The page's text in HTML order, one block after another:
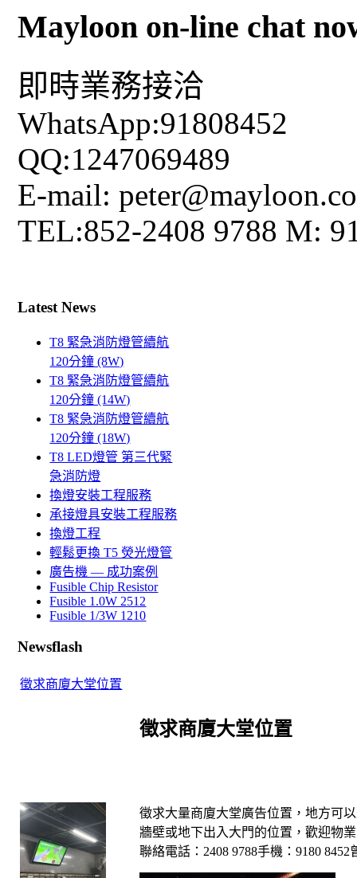
Mayloon on-line chat
即時業務接洽
WhatsApp:91808452
QQ:1247069489
E-mail:
TEL:852-2408 9788 M:
Latest News
T8 緊急消防燈管續航
120分鐘 (8W)
T8 緊急消防燈管續航
120分鐘 (14W)
T8 緊急消防燈管續航
120分鐘 (18W)
T8 LED燈管 第三代緊
急消防燈
換燈安裝工程服務
承接燈具安裝工程服務
換燈工程
輕鬆更換 T5 熒光燈管
廣告機 — 成功案例
Fusible Chip Resistor
Fusible 1.0W 2512
Fusible 1/3W 1210
Newsflash
徵求商廈大堂位置
徵求商廈大堂位置
徵求大量商廈大堂廣告位置，地方可
牆壁或地下出入大門的位置，歡迎物
聯絡電話：2408 9788手機：9180 8452